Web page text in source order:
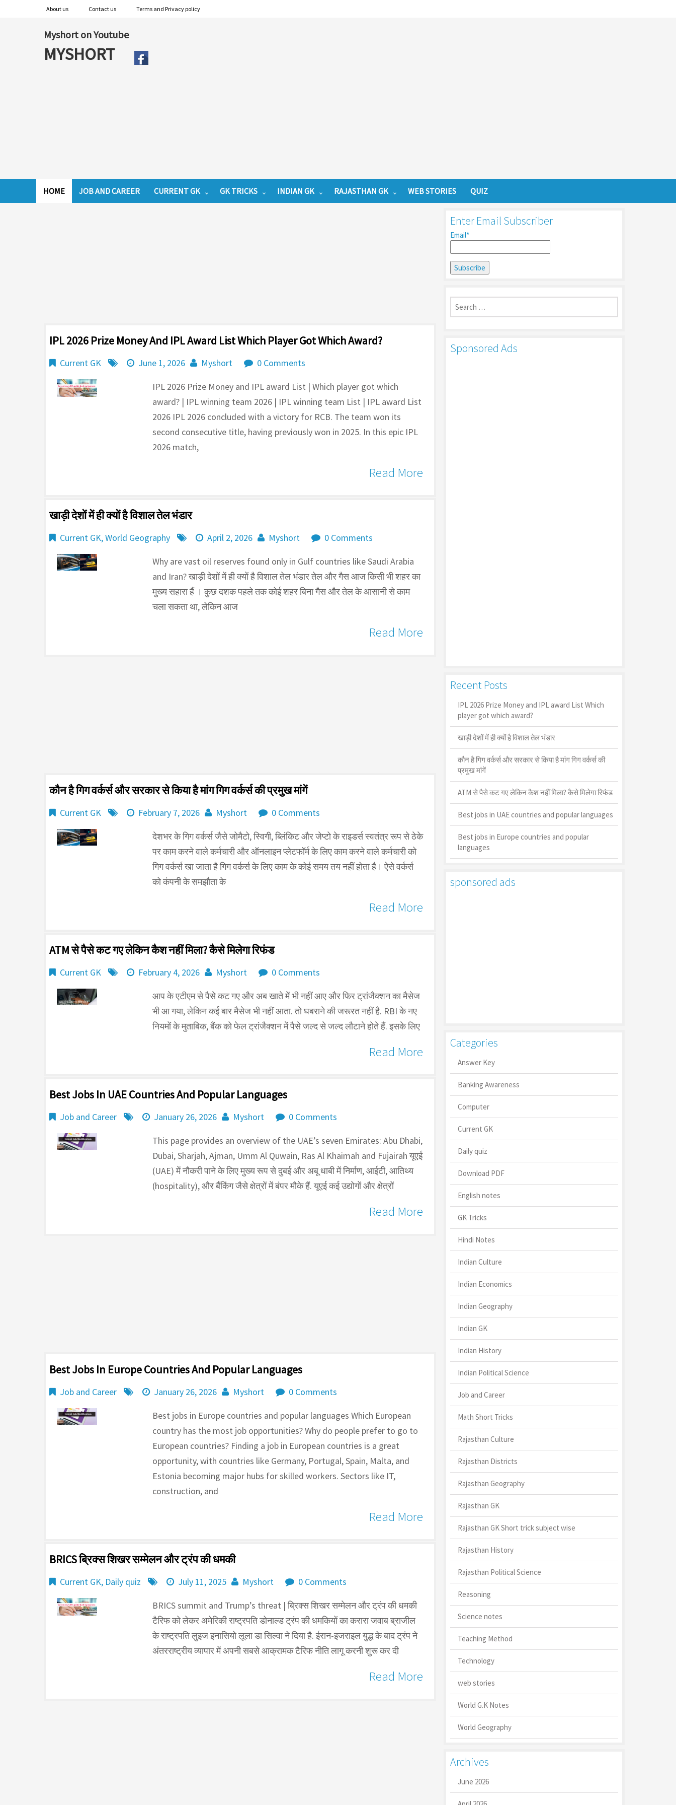
About us Contact us Terms and Privacy policy
Myshort on Youtube
MYSHORT
HOME JOB AND CAREER CURRENT GK GK TRICKS INDIAN GK RAJASTHAN GK WEB STORIES QUIZ
IPL 2026 Prize Money And IPL Award List Which Player Got Which Award?
Current GK June 1, 2026 Myshort 0 Comments
IPL 2026 Prize Money and IPL award List | Which player got which
award? | IPL winning team 2026 | IPL winning team List | IPL award List
2026 IPL 2026 concluded with a victory for RCB. The team won its
second consecutive title, having previously won in 2025. In this epic IPL
2026 match,
Read More
खाड़ी देशों में ही क्यों है व‍िशाल तेल भंडार
Current GK,World Geography April 2, 2026 Myshort 0 Comments
Why are vast oil reserves found only in Gulf countries like Saudi Arabia
and Iran? खाड़ी देशों में ही क्यों है व‍िशाल तेल भंडार तेल और गैस आज किसी भी शहर का
मुख्य सहारा हैं । कुछ दशक पहले तक कोई शहर बिना गैस और तेल के आसानी से काम
चला सकता था, लेकिन आज
Read More
कौन है गिग वर्कर्स और सरकार से किया है मांग गिग वर्कर्स की प्रमुख मांगें
Current GK February 7, 2026 Myshort 0 Comments
देशभर के गिग वर्कर्स जैसे जोमैटो, स्विगी, ब्लिंकिट और जेप्टो के राइडर्स स्वतंत्र रूप से ठेके
पर काम करने वाले कर्मचारी और ऑनलाइन प्लेटफॉर्म के लिए काम करने वाले कर्मचारी को
गिग वर्कर्स खा जाता है गिग वर्कर्स के लिए काम के कोई समय तय नहीं होता है। ऐसे वर्कर्स
को कंपनी के समझौता के
Read More
ATM से पैसे कट गए लेकिन कैश नहीं मिला? कैसे मिलेगा रिफंड
Current GK February 4, 2026 Myshort 0 Comments
आप के एटीएम से पैसे कट गए और अब खाते में भी नहीं आए और फिर ट्रांजैक्शन का मैसेज
भी आ गया, लेकिन कई बार मैसेज भी नहीं आता. तो घबराने की जरूरत नहीं है. RBI के नए
नियमों के मुताबिक, बैंक को फेल ट्रांजैक्शन में पैसे जल्द से जल्द लौटाने होते हैं. इसके लिए
Read More
Best Jobs In UAE Countries And Popular Languages
Job and Career January 26, 2026 Myshort 0 Comments
This page provides an overview of the UAE’s seven Emirates: Abu Dhabi,
Dubai, Sharjah, Ajman, Umm Al Quwain, Ras Al Khaimah and Fujairah यूएई
(UAE) में नौकरी पाने के लिए मुख्य रूप से दुबई और अबू धाबी में निर्माण, आईटी, आतिथ्य
(hospitality), और बैंकिंग जैसे क्षेत्रों में बंपर मौके हैं. यूएई कई उद्योगों और क्षेत्रों
Read More
Best Jobs In Europe Countries And Popular Languages
Job and Career January 26, 2026 Myshort 0 Comments
Best jobs in Europe countries and popular languages Which European
country has the most job opportunities? Why do people prefer to go to
European countries? Finding a job in European countries is a great
opportunity, with countries like Germany, Portugal, Spain, Malta, and
Estonia becoming major hubs for skilled workers. Sectors like IT,
construction, and
Read More
BRICS ब्रिक्स शिखर सम्मेलन और ट्रंप की धमकी
Current GK, Daily quiz July 11, 2025 Myshort 0 Comments
BRICS summit and Trump’s threat | ब्रिक्स शिखर सम्मेलन और ट्रंप की धमकी
टैरिफ को लेकर अमेरिकी राष्ट्रपति डोनाल्ड ट्रंप की धमकियों का करारा जवाब ब्राजील
के राष्ट्रपति लुइज इनासियो लूला डा सिल्वा ने दिया है. ईरान-इजराइल युद्ध के बाद ट्रंप ने
अंतरराष्ट्रीय व्यापार में अपनी सबसे आक्रामक टैरिफ नीति लागू करनी शुरू कर दी
Read More
Enter Email Subscriber
Email*
Search
for:
Sponsored Ads
Recent Posts
IPL 2026 Prize Money and IPL award List Which
player got which award?
खाड़ी देशों में ही क्यों है व‍िशाल तेल भंडार
कौन है गिग वर्कर्स और सरकार से किया है मांग गिग वर्कर्स की
प्रमुख मांगें
ATM से पैसे कट गए लेकिन कैश नहीं मिला? कैसे मिलेगा रिफंड
Best jobs in UAE countries and popular languages
Best jobs in Europe countries and popular
languages
sponsored ads
Categories
Answer Key
Banking Awareness
Computer
Current GK
Daily quiz
Download PDF
English notes
GK Tricks
Hindi Notes
Indian Culture
Indian Economics
Indian Geography
Indian GK
Indian History
Indian Political Science
Job and Career
Math Short Tricks
Rajasthan Culture
Rajasthan Districts
Rajasthan Geography
Rajasthan GK
Rajasthan GK Short trick subject wise
Rajasthan History
Rajasthan Political Science
Reasoning
Science notes
Teaching Method
Technology
web stories
World G.K Notes
World Geography
Archives
June 2026